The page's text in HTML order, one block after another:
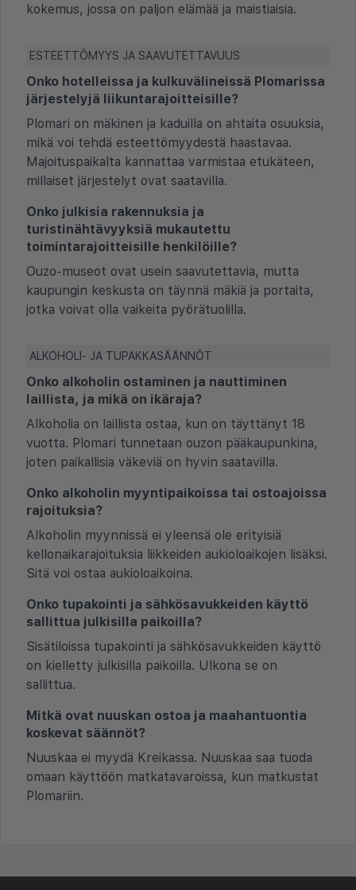
kokemus, jossa on paljon elämää ja maistiaisia.
ESTEETTÖMYYS JA SAAVUTETTAVUUS
Onko hotelleissa ja kulkuvälineissä Plomarissa
järjestelyjä liikuntarajoitteisille?
Plomari on mäkinen ja kaduilla on ahtaita osuuksia,
mikä voi tehdä esteettömyydestä haastavaa.
Majoituspaikalta kannattaa varmistaa etukäteen,
millaiset järjestelyt ovat saatavilla.
Onko julkisia rakennuksia ja
turistinähtävyyksiä mukautettu
toimintarajoitteisille henkilöille?
Ouzo-museot ovat usein saavutettavia, mutta
kaupungin keskusta on täynnä mäkiä ja portaita,
jotka voivat olla vaikeita pyörätuolilla.
ALKOHOLI- JA TUPAKKASÄÄNNÖT
Onko alkoholin ostaminen ja nauttiminen
laillista, ja mikä on ikäraja?
Alkoholia on laillista ostaa, kun on täyttänyt 18
vuotta. Plomari tunnetaan ouzon pääkaupunkina,
joten paikallisia väkeviä on hyvin saatavilla.
Onko alkoholin myyntipaikoissa tai ostoajoissa
rajoituksia?
Alkoholin myynnissä ei yleensä ole erityisiä
kellonaikarajoituksia liikkeiden aukioloaikojen lisäksi.
Sitä voi ostaa aukioloaikoina.
Onko tupakointi ja sähkösavukkeiden käyttö
sallittua julkisilla paikoilla?
Sisätiloissa tupakointi ja sähkösavukkeiden käyttö
on kielletty julkisilla paikoilla. Ulkona se on
sallittua.
Mitkä ovat nuuskan ostoa ja maahantuontia
koskevat säännöt?
Nuuskaa ei myydä Kreikassa. Nuuskaa saa tuoda
omaan käyttöön matkatavaroissa, kun matkustat
Plomariin.